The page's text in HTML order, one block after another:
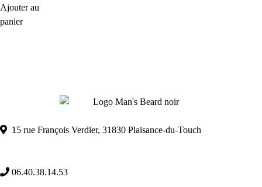
Ajouter au
panier
15 rue François Verdier, 31830 Plaisance-du-Touch
06.40.38.14.53